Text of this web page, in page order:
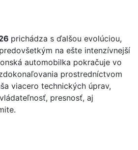
prichádza s ďalšou evolúciou,
na ešte intenzívnejší
automobilka pokračuje vo
prostredníctvom
viacero technických úprav,
presnosť, aj